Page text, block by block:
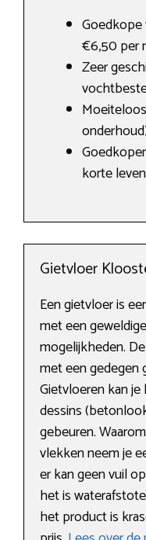
Goedkope
€6,50 per
Zeer
korte
Gietvloer
Een gietvloer is
met een
mogelijkheden.
met een gedegen
Gietvloeren kan
dessins
gebeuren.
vlekken neem je
er kan geen vuil
het is
het product is